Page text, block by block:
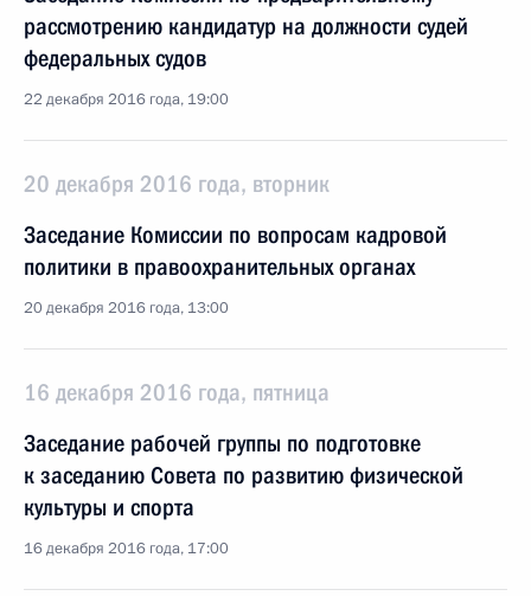
рассмотрению кандидатур на должности судей
федеральных судов
22 декабря 2016 года, 19:00
20 декабря 2016 года, вторник
Заседание Комиссии по вопросам кадровой
политики в правоохранительных органах
20 декабря 2016 года, 13:00
16 декабря 2016 года, пятница
Заседание рабочей группы по подготовке
к заседанию Совета по развитию физической
культуры и спорта
16 декабря 2016 года, 17:00